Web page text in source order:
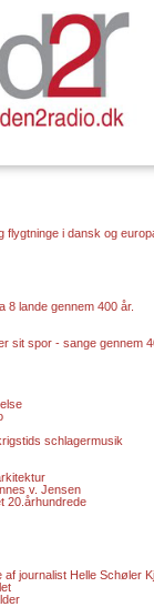
flygtninge i dansk og
8 lande gennem 400 år.
sit spor - sange gennem
schlagermusik
v. Jensen
20.århundrede
af journalist Helle Schøler